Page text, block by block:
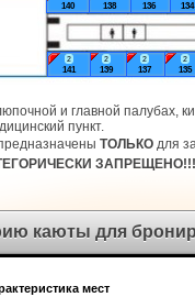
134
2
135
136
2
137
138
2
139
140
2
141
и главной палубах,
пункт.
ТОЛЬКО для
ЗАПРЕЩЕНО!!!
каюты для
мест